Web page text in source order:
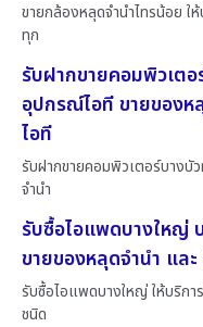
ขายกล้องหลุดจำนำไทรน้อย ใ
ทุก
รับฝากขายคอมพิวเต
อุปกรณ์ไอที ขายของ
ไอที
รับฝากขายคอมพิวเตอร์บางบั
จำนำ
รับซื้อไอแพดบางใหญ่
ขายของหลุดจำนำ แล
รับซื้อไอแพดบางใหญ่ ให้บริกา
ชนิด